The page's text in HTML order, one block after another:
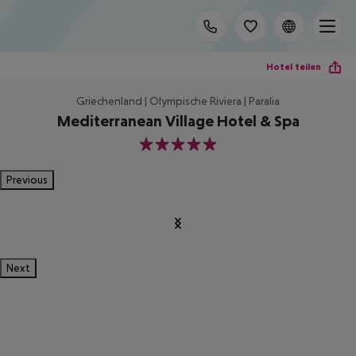
Hotel teilen
Griechenland | Olympische Riviera | Paralia
Mediterranean Village Hotel & Spa
5
Previous
Next